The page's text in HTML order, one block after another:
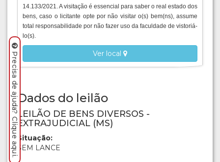
14.133/2021. A visitação é essencial para saber o real estado dos
bens, caso o licitante opte por não visitar o(s) bem(ns), assume
total responsabilidade por não fazer uso da faculdade de vistoriá-
lo(s).
Ver local
Dados do leilão
LEILÃO DE BENS DIVERSOS -
EXTRAJUDICIAL (MS)
Situação:
SEM LANCE
Precisa de ajuda? Clique aqui.